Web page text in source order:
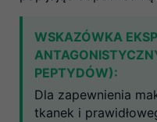
WSKAZÓWKA
PEPTYDÓW):
Dla zapewnienia
tkanek i